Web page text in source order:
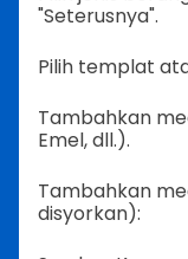
"Seterusnya".
Pilih templat
Tambahkan
Emel, dll.).
Tambahkan
disyorkan):